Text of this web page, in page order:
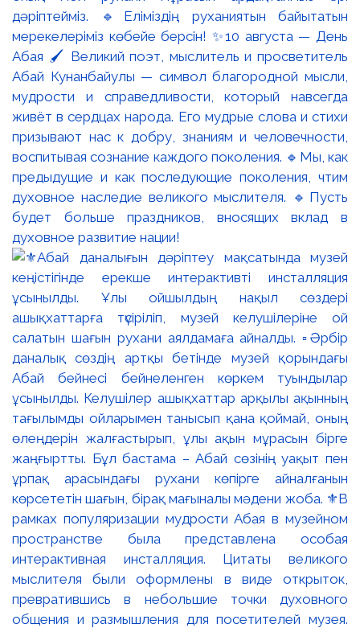
дәріптейміз. 🔹Еліміздің руханиятын байытатын
мерекелеріміз көбейе берсін! ✨10 августа — День
Абая 🖌️ Великий поэт, мыслитель и просветитель
Абай Кунанбайулы — символ благородной мысли,
мудрости и справедливости, который навсегда
живёт в сердцах народа. Его мудрые слова и стихи
призывают нас к добру, знаниям и человечности,
воспитывая сознание каждого поколения. 🔹Мы, как
предыдущие и как последующие поколения, чтим
духовное наследие великого мыслителя. 🔹Пусть
будет больше праздников, вносящих вклад в
духовное развитие нации!